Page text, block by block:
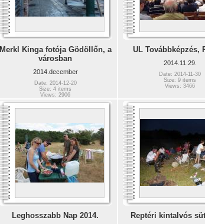
Merkl Kinga fotója Gödöllőn, a
városban
2014.december
Date: 2014-12-20
Size: 4 items
Views: 2906
UL Továbbképzés,
2014.11.29.
Date: 2014-11-30
Size: 9 items
Views: 3466
Leghosszabb Nap 2014. Reptéri kintalvós